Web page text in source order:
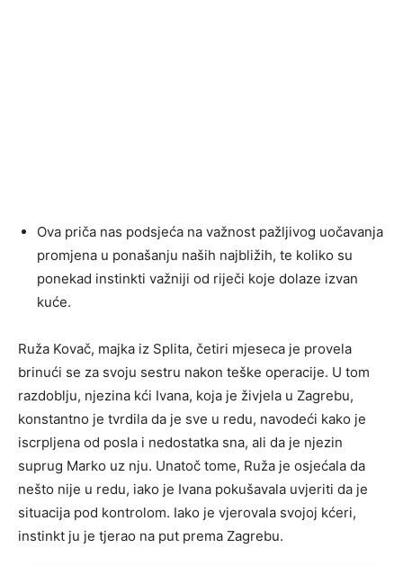
Ova priča nas podsjeća na važnost pažljivog uočavanja
promjena u ponašanju naših najbližih, te koliko su
ponekad instinkti važniji od riječi koje dolaze izvan
kuće.
Ruža Kovač, majka iz Splita, četiri mjeseca je provela
brinući se za svoju sestru nakon teške operacije. U tom
razdoblju, njezina kći Ivana, koja je živjela u Zagrebu,
konstantno je tvrdila da je sve u redu, navodeći kako je
iscrpljena od posla i nedostatka sna, ali da je njezin
suprug Marko uz nju. Unatoč tome, Ruža je osjećala da
nešto nije u redu, iako je Ivana pokušavala uvjeriti da je
situacija pod kontrolom. Iako je vjerovala svojoj kćeri,
instinkt ju je tjerao na put prema Zagrebu.